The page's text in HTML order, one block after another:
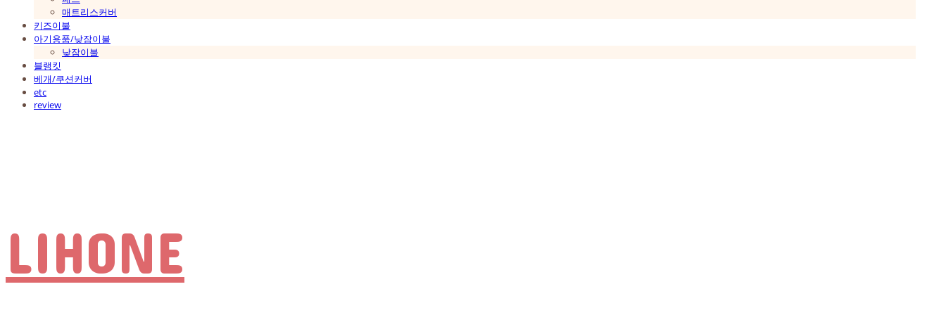
매트리스커버
키즈이불
아기용품/낮잠이불
낮잠이불
블랭킷
베개/쿠션커버
etc
review
LIHONE